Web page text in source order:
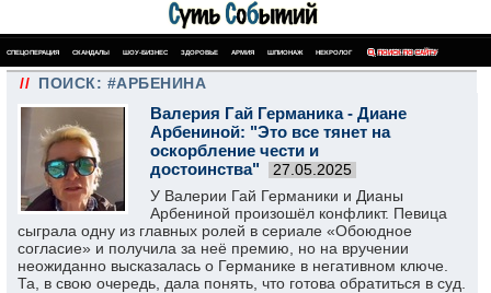
СПЕЦОПЕРАЦИЯ СКАНДАЛЫ ШОУ-БИЗНЕС ЗДОРОВЬЕ АРМИЯ ШПИОНАЖ НЕКРОЛОГ ПОИСК ПО САЙТУ
// ПОИСК: #АРБЕНИНА
Валерия Гай Германика - Диане
Арбениной: "Это все тянет на
оскорбление чести и
достоинства"
27.05.2025
У Валерии Гай Германики и Дианы
Арбениной произошёл конфликт. Певица
сыграла одну из главных ролей в сериале «Обоюдное
согласие» и получила за неё премию, но на вручении
неожиданно высказалась о Германике в негативном ключе.
Та, в свою очередь, дала понять, что готова обратиться в суд.